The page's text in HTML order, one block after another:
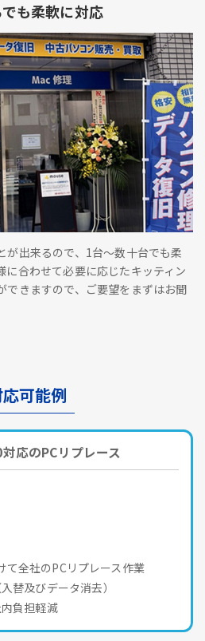
も柔軟に対応
が出来るので、1台～数十台でも柔
に合わせて必要に応じたキッティン
できますので、ご要望をまずはお聞
可能例
応のPCリプレース
全社のPCリプレース作業
替及びデータ消去）
負担軽減